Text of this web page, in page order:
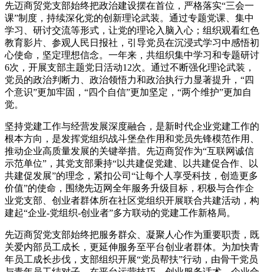
先迈商贸党支部始终把政治建设摆在首位，严格落实“三会一
课”制度，持续深化党的创新理论武装。通过专题党课、集中
学习、研讨交流等形式，让党的理论入脑入心；组织观看红色
教育影片、参观人民日报社，引导党员在沉浸式学习中感悟初
心使命，坚定理想信念。一年来，共组织集中学习和专题研讨
6次，开展支部主题党日活动12次。通过不断强化理论武装，
党员的政治判断力、政治领悟力和政治执行力显著提升，“四
个意识”更加牢固，“四个自信”更加坚定，“两个维护”更加自
觉。
坚持党建工作与经营发展深度融合，是新时代企业党建工作的
根本方向，是发挥党组织战斗堡垒作用和党员先锋模范作用、
推动企业高质量发展的关键举措。先迈商贸作为“互联网诚信
示范单位”，其党支部秉持“以共建促党建、以共建促合作、以
共建促发展”的理念，紧扣公司“让每个人享受科技，创造更多
价值”的使命，围绕先迈网全年服务升级目标，积极与合作企
业党支部、创业者群体所在社区党组织开展联合共建活动，构
建起“企业-党组织-创业者”多方联动的党建工作新格局。
先迈商贸党支部始终把服务群众、凝聚人心作为重要职责，既
关爱内部员工成长，更延伸服务至平台创业者群体。为加快青
年员工成长步伐，支部组织开展“党员帮扶”行动，由骨干党员